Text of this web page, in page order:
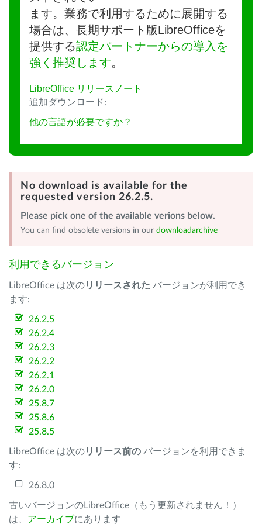
ます。業務で利用するために展開する
場合は、長期サポート版LibreOfficeを
提供する認定パートナーからの導入を
強く推奨します。
LibreOffice リリースノート
追加ダウンロード:
他の言語が必要ですか？
No download is available for the
requested version 26.2.5.
Please pick one of the available verions below.
You can find obsolete versions in our downloadarchive
利用できるバージョン
LibreOffice は次のリリースされた バージョンが利用でき
ます:
26.2.5
26.2.4
26.2.3
26.2.2
26.2.1
26.2.0
25.8.7
25.8.6
25.8.5
LibreOffice は次のリリース前の バージョンを利用できま
す:
26.8.0
古いバージョンのLibreOffice（もう更新されません！）
は、 アーカイブにあります